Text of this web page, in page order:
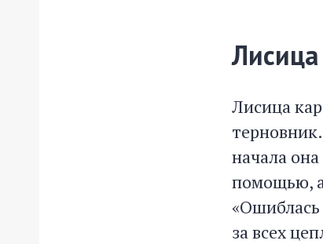
Лисица
начала
помощью, а
«Ошиблась
за всех